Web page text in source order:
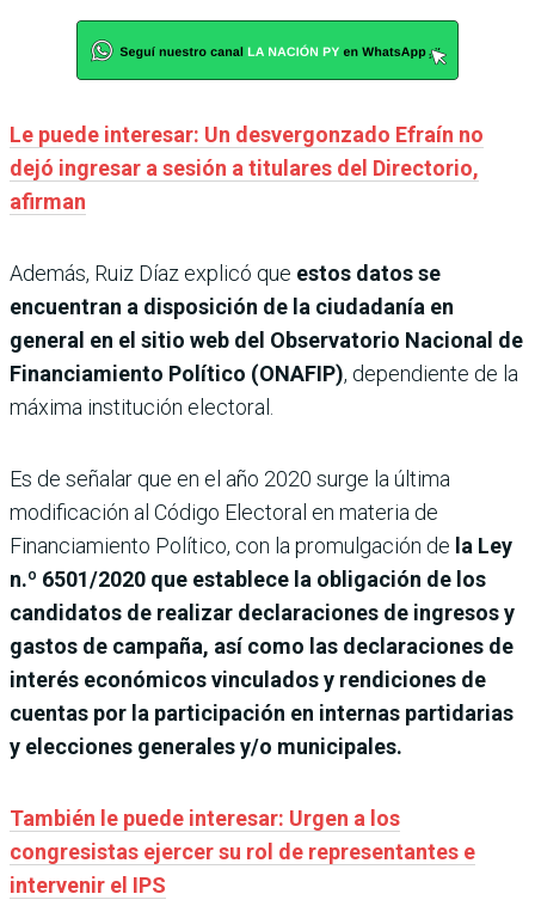
Le puede interesar: Un desvergonzado Efraín no
dejó ingresar a sesión a titulares del Directorio,
afirman
Además, Ruiz Díaz explicó que estos datos se
encuentran a disposición de la ciudadanía en
general en el sitio web del Observatorio Nacional de
Financiamiento Político (ONAFIP), dependiente de la
máxima institución electoral.
Es de señalar que en el año 2020 surge la última
modificación al Código Electoral en materia de
Financiamiento Político, con la promulgación de la Ley
n.º 6501/2020 que establece la obligación de los
candidatos de realizar declaraciones de ingresos y
gastos de campaña, así como las declaraciones de
interés económicos vinculados y rendiciones de
cuentas por la participación en internas partidarias
y elecciones generales y/o municipales.
También le puede interesar: Urgen a los
congresistas ejercer su rol de representantes e
intervenir el IPS